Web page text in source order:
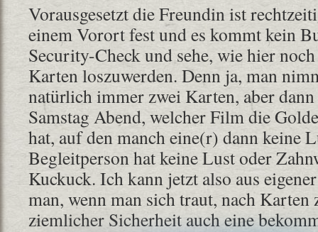
Vorausgesetzt die Freundin ist
einem Vorort fest und es kommt kein
Security-Check und sehe, wie hier
Karten loszuwerden. Denn ja, man
natürlich immer zwei Karten, aber
Samstag Abend, welcher Film die
hat, auf den manch eine(r) dann keine
Begleitperson hat keine Lust oder
Kuckuck. Ich kann jetzt also aus
man, wenn man sich traut, nach
ziemlicher Sicherheit auch eine